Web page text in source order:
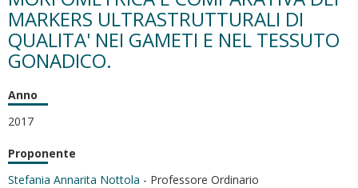
MARKERS ULTRASTRUTTURALI DI
QUALITA' NEI GAMETI E NEL TESSUTO
GONADICO.
Anno
2017
Proponente
Stefania Annarita Nottola - Professore Ordinario